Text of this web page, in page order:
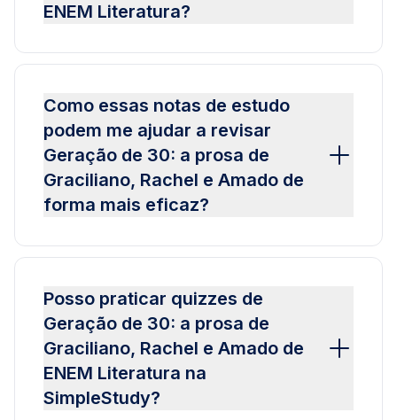
ENEM Literatura?
Como essas notas de estudo
podem me ajudar a revisar
Geração de 30: a prosa de
Graciliano, Rachel e Amado de
forma mais eficaz?
Posso praticar quizzes de
Geração de 30: a prosa de
Graciliano, Rachel e Amado de
ENEM Literatura na
SimpleStudy?